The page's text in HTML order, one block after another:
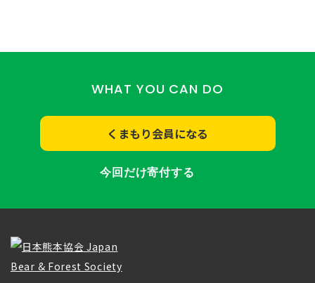
WHAT YOU CAN DO
くまもり会員になる
今回だけ寄付する